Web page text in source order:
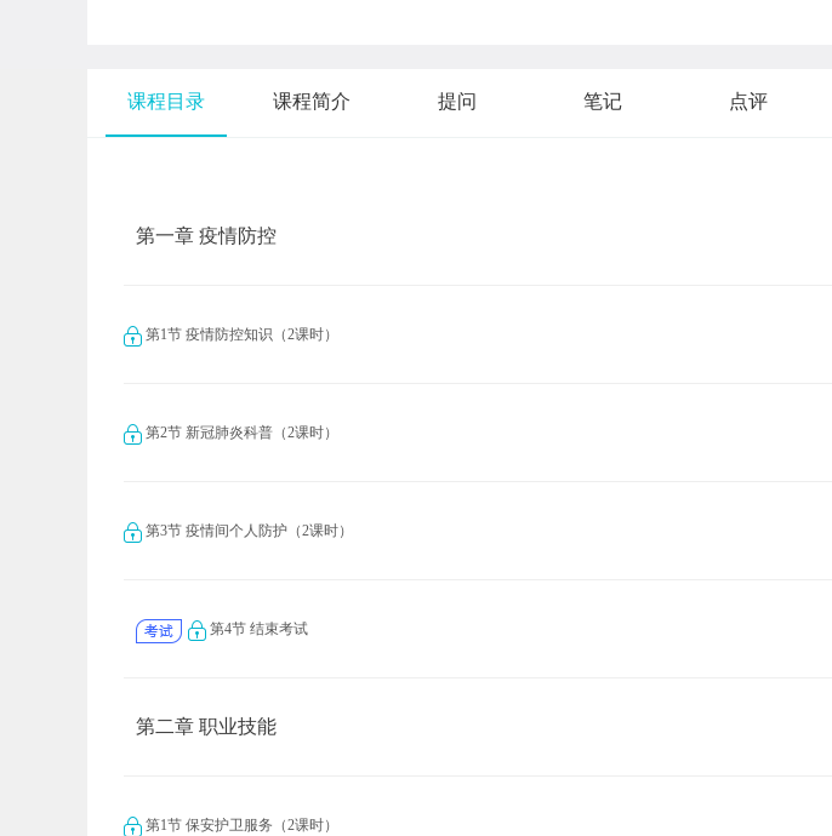
课程目录 课程简介 提问 笔记 点评
第一章 疫情防控
第1节 疫情防控知识（2课时）
第2节 新冠肺炎科普（2课时）
第3节 疫情间个人防护（2课时）
第4节 结束考试
第二章 职业技能
第1节 保安护卫服务（2课时）